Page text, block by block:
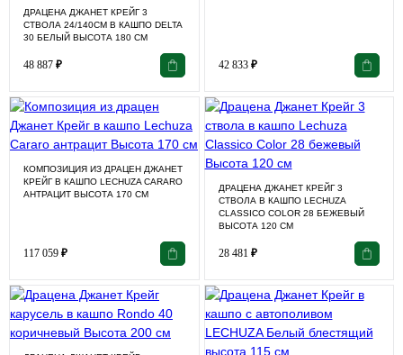
ДРАЦЕНА ДЖАНЕТ КРЕЙГ 3
СТВОЛА 24/140СМ В КАШПО DELTA
30 БЕЛЫЙ ВЫСОТА 180 СМ
48 887 ₽ 42 833 ₽
КОМПОЗИЦИЯ ИЗ ДРАЦЕН ДЖАНЕТ
КРЕЙГ В КАШПО LECHUZA CARARO
АНТРАЦИТ ВЫСОТА 170 СМ
117 059 ₽
ДРАЦЕНА ДЖАНЕТ КРЕЙГ 3
СТВОЛА В КАШПО LECHUZA
CLASSICO COLOR 28 БЕЖЕВЫЙ
ВЫСОТА 120 СМ
28 481 ₽